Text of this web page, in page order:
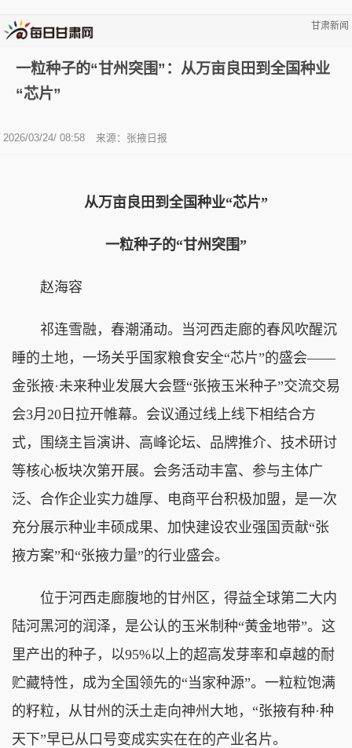
甘肃新闻
一粒种子的“甘州突围”：从万亩良田到全国种业
“芯片”
2026/03/24/ 08:58 来源：张掖日报
从万亩良田到全国种业“芯片”
一粒种子的“甘州突围”
赵海容
祁连雪融，春潮涌动。当河西走廊的春风吹醒沉
睡的土地，一场关乎国家粮食安全“芯片”的盛会——
金张掖·未来种业发展大会暨“张掖玉米种子”交流交易
会3月20日拉开帷幕。会议通过线上线下相结合方
式，围绕主旨演讲、高峰论坛、品牌推介、技术研讨
等核心板块次第开展。会务活动丰富、参与主体广
泛、合作企业实力雄厚、电商平台积极加盟，是一次
充分展示种业丰硕成果、加快建设农业强国贡献“张
掖方案”和“张掖力量”的行业盛会。
位于河西走廊腹地的甘州区，得益全球第二大内
陆河黑河的润泽，是公认的玉米制种“黄金地带”。这
里产出的种子，以95%以上的超高发芽率和卓越的耐
贮藏特性，成为全国领先的“当家种源”。一粒粒饱满
的籽粒，从甘州的沃土走向神州大地，“张掖有种·种
天下”早已从口号变成实实在在的产业名片。